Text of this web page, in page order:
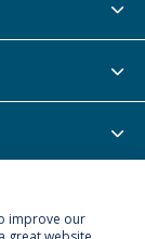
improve our